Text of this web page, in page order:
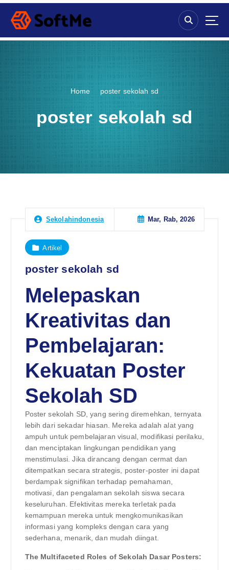
S
p
Home poster sekolah sd
poster sekolah sd
Sekolahindonesia Mar, Rab, 2026
Artikel
poster sekolah sd
Melepaskan
Kreativitas dan
Pembelajaran:
Kekuatan Poster
Sekolah SD
Poster sekolah SD, yang sering diremehkan, ternyata
lebih dari sekadar hiasan. Mereka adalah alat yang
ampuh untuk pembelajaran visual, modifikasi perilaku,
dan menciptakan lingkungan pendidikan yang
menstimulasi. Jika dirancang dengan cermat dan
ditempatkan secara strategis, poster-poster ini dapat
berdampak signifikan terhadap pemahaman,
motivasi, dan pengalaman sekolah siswa secara
keseluruhan. Efektivitas mereka terletak pada
kemampuan mereka untuk mengkomunikasikan
informasi yang kompleks dengan cara yang
sederhana, menarik, dan mudah diingat.
The Multifaceted Roles of Sekolah Dasar Posters: